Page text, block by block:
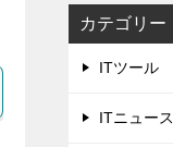
カテゴリー
ITツール
ITニュース